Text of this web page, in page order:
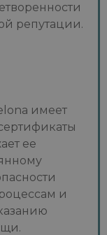
репутации.
имеет
ее
и